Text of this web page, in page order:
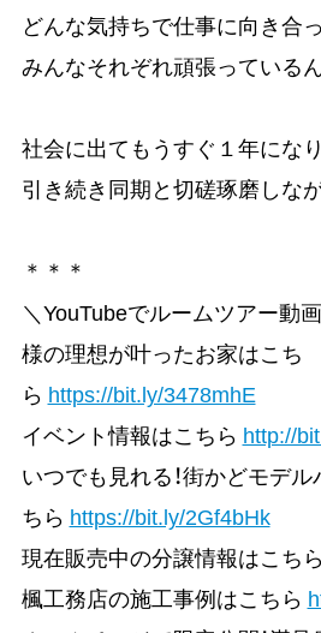
どんな気持ちで仕事に向き合
みんなそれぞれ頑張っている
社会に出てもうすぐ１年にな
引き続き同期と切磋琢磨しな
＊＊＊
＼YouTubeでルームツアー動
様の理想が叶ったお家はこち
ら https://bit.ly/3478mhE
イベント情報はこちら http://
いつでも見れる！街かどモデ
ちら https://bit.ly/2Gf4bHk
現在販売中の分譲情報はこちら
楓工務店の施工事例はこちら